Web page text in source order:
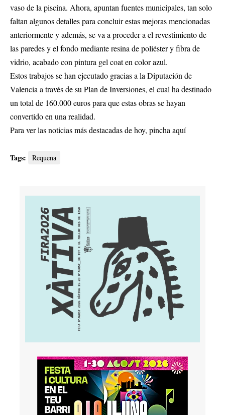
vaso de la piscina. Ahora, apuntan fuentes municipales, tan solo
faltan algunos detalles para concluir estas mejoras mencionadas
anteriormente y además, se va a proceder a el revestimiento de
las paredes y el fondo mediante resina de poliéster y fibra de
vidrio, acabado con pintura gel coat en color azul.
Estos trabajos se han ejecutado gracias a la Diputación de
Valencia a través de su Plan de Inversiones, el cual ha destinado
un total de 160.000 euros para que estas obras se hayan
convertido en una realidad.
Para ver las noticias más destacadas de hoy, pincha aquí
Tags: Requena